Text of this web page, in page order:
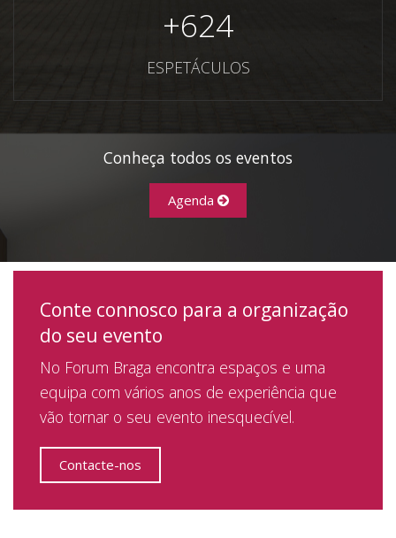
+624
ESPETÁCULOS
Conheça todos os eventos
Agenda
Conte connosco para a organização
do seu evento
No Forum Braga encontra espaços e uma
equipa com vários anos de experiência que
vão tornar o seu evento inesquecível.
Contacte-nos